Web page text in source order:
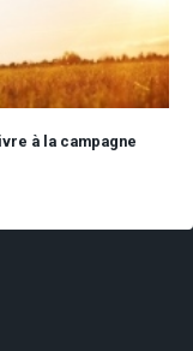
à la campagne